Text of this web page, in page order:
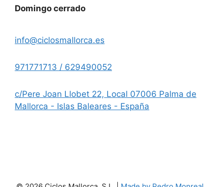
Domingo cerrado
info@ciclosmallorca.es
971771713 / 629490052
c/Pere Joan Llobet 22, Local 07006 Palma de
Mallorca - Islas Baleares - España